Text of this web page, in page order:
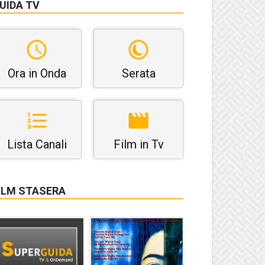
TV
Ora in Onda Serata
Lista Canali Film in Tv
STASERA